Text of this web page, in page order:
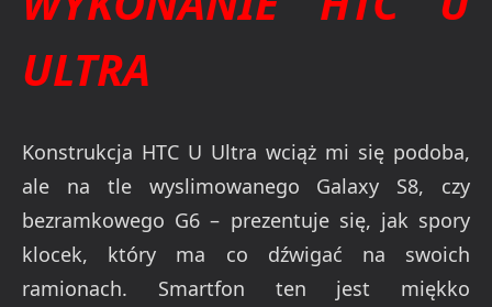
ULTRA
Konstrukcja HTC U Ultra wciąż mi się podoba,
ale na tle wyslimowanego Galaxy S8, czy
bezramkowego G6 – prezentuje się, jak spory
klocek, który ma co dźwigać na swoich
ramionach. Smartfon ten jest miękko